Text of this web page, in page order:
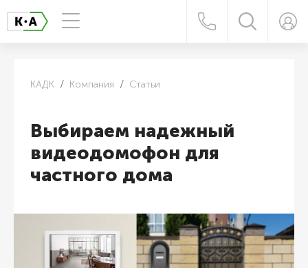
КАДК Компания Статьи
Выбираем надежный
видеодомофон для
частного дома